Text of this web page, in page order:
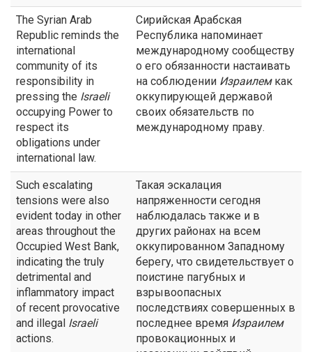
The Syrian Arab
Republic reminds the
international
community of its
responsibility in
pressing the Israeli
occupying Power to
respect its
obligations under
international law.
Сирийская Арабская
Республика напоминает
международному сообществу
о его обязанности настаивать
на соблюдении Израилемкак
оккупирующей державой
своих обязательств по
международному праву.
Such escalating
tensions were also
evident today in other
areas throughout the
Occupied West Bank,
indicating the truly
detrimental and
inflammatory impact
of recent provocative
and illegal Israeli
actions.
Такая эскалация
напряженности сегодня
наблюдалась также и в
других районах на всем
оккупированном Западному
берегу, что свидетельствует о
поистине пагубных и
взрывоопасных
последствиях совершенных в
последнее время Израилем
провокационных и